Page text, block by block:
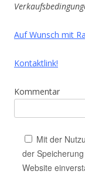
Auf Wunsch mit
Kontaktlink!
Kommentar
Mit der
der
Website